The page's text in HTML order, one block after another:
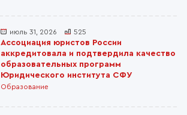
июль 31, 2026 525
Ассоциация юристов России
аккредитовала и подтвердила качество
образовательных программ
Юридического института СФУ
Образование